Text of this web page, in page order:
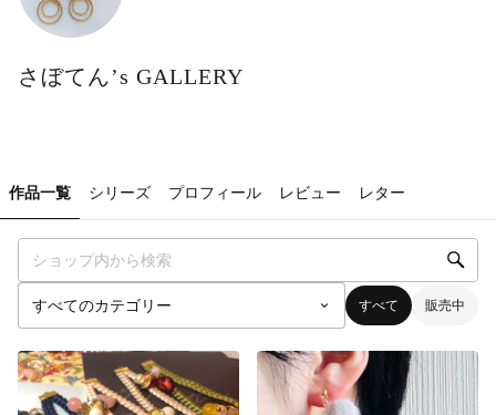
さぼてん’s GALLERY
作品一覧 シリーズ プロフィール レビュー レター
すべて 販売中